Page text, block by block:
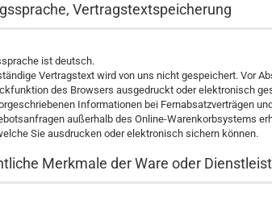
Vertragstextspeicherung
ist deutsch.
Vertragstext wird von uns nicht gespeichert. Vor
des Browsers ausgedruckt oder elektronisch
Informationen bei Fernabsatzverträgen
außerhalb des Online-Warenkorbsystems
Sie ausdrucken oder elektronisch sichern können.
Merkmale der Ware oder